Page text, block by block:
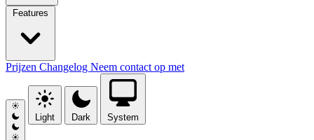
Features
Prijzen Changelog Neem contact op met
Light Dark System